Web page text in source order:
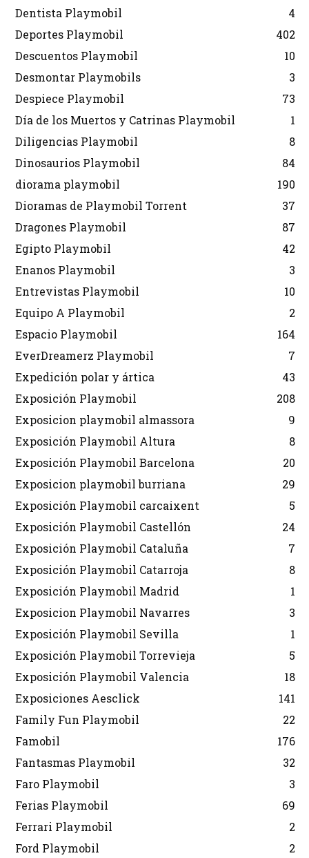
Dentista Playmobil
4
Deportes Playmobil
402
Descuentos Playmobil
10
Desmontar Playmobils
3
Despiece Playmobil
73
Día de los Muertos y Catrinas Playmobil
1
Diligencias Playmobil
8
Dinosaurios Playmobil
84
diorama playmobil
190
Dioramas de Playmobil Torrent
37
Dragones Playmobil
87
Egipto Playmobil
42
Enanos Playmobil
3
Entrevistas Playmobil
10
Equipo A Playmobil
2
Espacio Playmobil
164
EverDreamerz Playmobil
7
Expedición polar y ártica
43
Exposición Playmobil
208
Exposicion playmobil almassora
9
Exposición Playmobil Altura
8
Exposición Playmobil Barcelona
20
Exposicion playmobil burriana
29
Exposición Playmobil carcaixent
5
Exposición Playmobil Castellón
24
Exposición Playmobil Cataluña
7
Exposición Playmobil Catarroja
8
Exposición Playmobil Madrid
1
Exposicion Playmobil Navarres
3
Exposición Playmobil Sevilla
1
Exposición Playmobil Torrevieja
5
Exposición Playmobil Valencia
18
Exposiciones Aesclick
141
Family Fun Playmobil
22
Famobil
176
Fantasmas Playmobil
32
Faro Playmobil
3
Ferias Playmobil
69
Ferrari Playmobil
2
Ford Playmobil
2